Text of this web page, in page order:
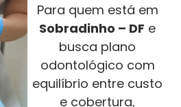
Para quem está em
Sobradinho – DF e
busca plano
odontológico com
equilíbrio entre custo
e cobertura,